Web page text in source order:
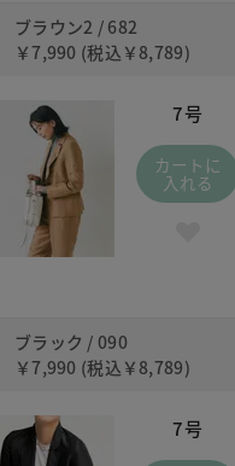
090 ブ
ブラウン2 / 682
￥7,990 (税込 ￥8,789)
7号
カートに
入れる
ブラック / 090
￥7,990 (税込 ￥8,789)
7号